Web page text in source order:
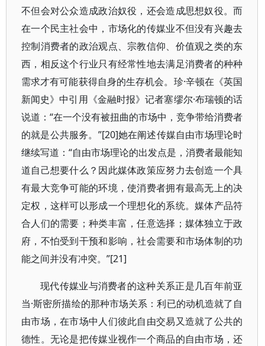
不但会对公众造成政治奴役，还会造成思想奴役。而
在一个民主社会中，市场化的传媒业不但没有兴趣去
控制消费者的政治观点、宗教信仰、价值观之类的东
西，相反这个行业只有经常性地去满足消费者的种种
需求才有可能获得自身的生存机会。珍·辛顿在《英国
新闻史》中引用《金融时报》记者塞缪尔·布瑞顿的话
说道：“在一个没有被扭曲的市场中，竞争带给消费者
的就是公共服务。”[20]她在阐述传媒自由市场理论时
继续写道：“自由市场理论的出发点是，消费者最能知
道自己想要什么？因此媒体政策应努力去创造一个具
有最大竞争可能的环境，使消费者拥有最高无上的决
定权，这样可以形成一个理想化的系统。媒体产品符
合人们的需要；种类丰富，任意选择；媒体独立于政
府，不怕受到干预和影响，社会需要和市场体制的功
能之间并没有冲突。”[21]
现代传媒业与消费者的这种关系正是几百年前亚
当·斯密所描绘的那种市场关系：利已的动机造就了自
由市场，在市场中人们彼此自由交易又造就了公共的
德性。无论是把传媒业视作一个商品的自由市场，还